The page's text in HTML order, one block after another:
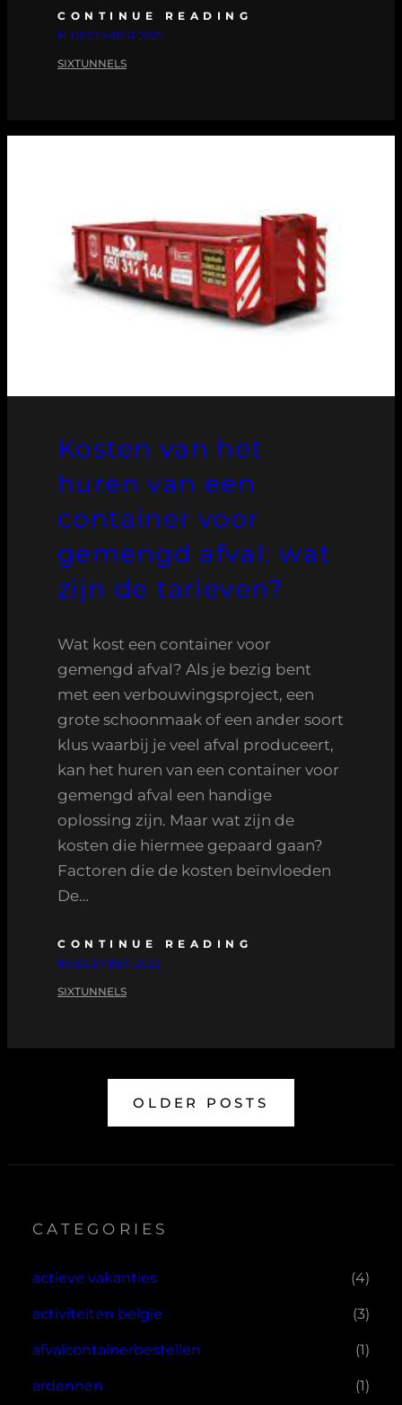
CONTINUE READING
14 DECEMBER 2025
SIXTUNNELS
Kosten van het
huren van een
container voor
gemengd afval: wat
zijn de tarieven?
Wat kost een container voor
gemengd afval? Als je bezig bent
met een verbouwingsproject, een
grote schoonmaak of een ander soort
klus waarbij je veel afval produceert,
kan het huren van een container voor
gemengd afval een handige
oplossing zijn. Maar wat zijn de
kosten die hiermee gepaard gaan?
Factoren die de kosten beïnvloeden
De…
CONTINUE READING
11 DECEMBER 2025
SIXTUNNELS
OLDER POSTS
CATEGORIES
actieve vakanties (4)
activiteiten belgie (3)
afvalcontainerbestellen (1)
ardennen (1)